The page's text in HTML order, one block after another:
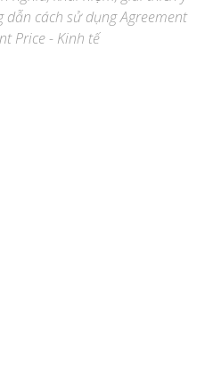
cách sử dụng Agreement
Price - Kinh tế